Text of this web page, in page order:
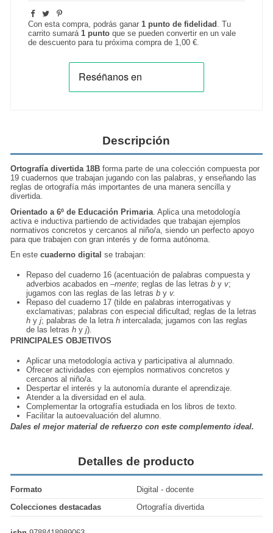
Con esta compra, podrás ganar 1 punto de fidelidad
. Tu
carrito sumará 1 punto que se pueden convertir en un vale
de descuento para tu próxima compra de 1,00 €
Descripción
Ortografía divertida 18Bforma parte de una colección compuesta por
19 cuadernos que trabajan jugando con las palabras, y enseñando las
reglas de ortografía más importantes de una manera sencilla y
divertida.
Orientado a 6º de Educación Primaria . Aplica una metodología
activa e inductiva partiendo de actividades que trabajan ejemplos
normativos concretos y cercanos al niño/a, siendo un perfecto apoyo
para que trabajen con gran interés y de forma autónoma.
En estecuaderno digital se trabajan:
Repaso del cuaderno 16 (acentuación de palabras compuesta y
adverbios acabados en–mente; reglas de las letrasby v;
jugamos con las reglas de las letrasby v.
Repaso del cuaderno 17 (tilde en palabras interrogativas y
exclamativas; palabras con especial dificultad; reglas de la letras
hy j; palabras de la letrah intercalada; jugamos con las reglas
de las letrashy j).
PRINCIPALES OBJETIVOS
Aplicar una metodología activa y participativa al alumnado.
Ofrecer actividades con ejemplos normativos concretos y
cercanos al niño/a.
Despertar el interés y la autonomía durante el aprendizaje.
Atender a la diversidad en el aula.
Complementar la ortografía estudiada en los libros de texto.
Facilitar la autoevaluación del alumno.
Dales el mejor material de refuerzo con este complemento ideal.
Detalles de producto
Formato
Digital - docente
Colecciones destacadas
Ortografía divertida